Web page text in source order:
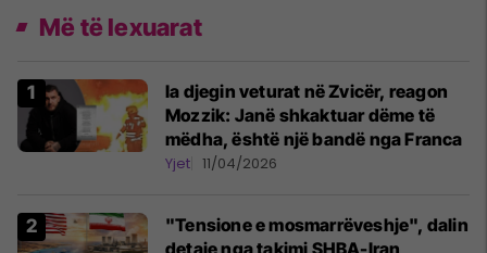
Më të lexuarat
Ia djegin veturat në Zvicër, reagon
Mozzik: Janë shkaktuar dëme të
mëdha, është një bandë nga Franca
Yjet 11/04/2026
"Tensione e mosmarrëveshje", dalin
detaje nga takimi SHBA-Iran